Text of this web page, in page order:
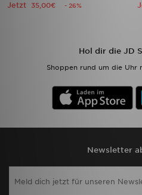
Jetzt 35,00€ - 26%
Hol dir die JD
Shoppen rund um die Uhr
Newsletter